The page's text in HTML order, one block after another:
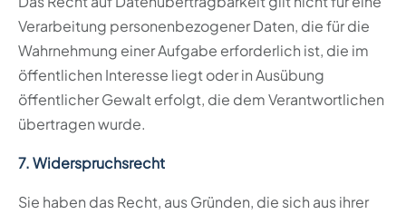
Verarbeitung personenbezogener Daten, die für die
Wahrnehmung einer Aufgabe erforderlich ist, die im
öffentlichen Interesse liegt oder in Ausübung
öffentlicher Gewalt erfolgt, die dem Verantwortlichen
übertragen wurde.
7. Widerspruchsrecht
Sie haben das Recht, aus Gründen, die sich aus ihrer